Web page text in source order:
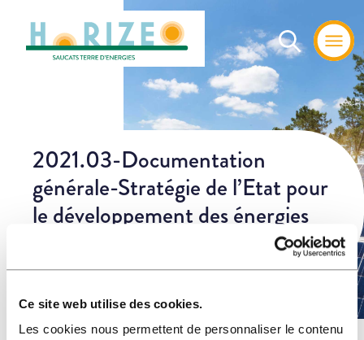
Ce site web utilise des cookies.
Les cookies nous permettent de personnaliser le contenu
2021.03-Documentation
générale-Stratégie de l’Etat pour
le développement des énergies